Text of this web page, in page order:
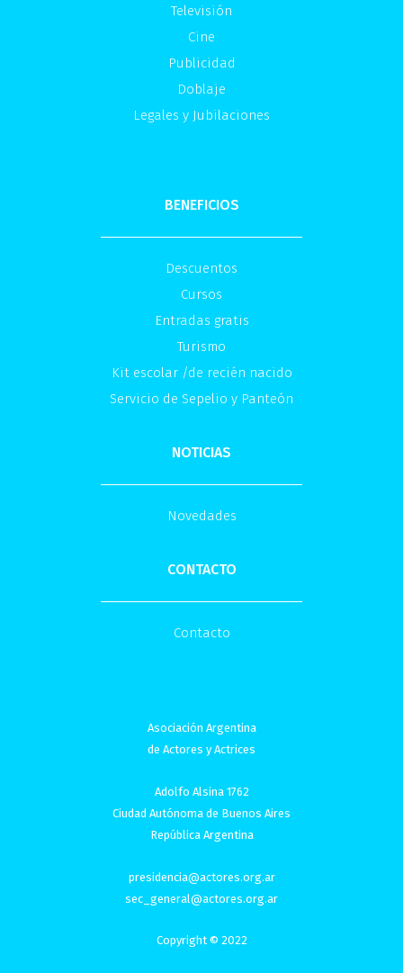
Televisión
Cine
Publicidad
Doblaje
Legales y Jubilaciones
BENEFICIOS
Descuentos
Cursos
Entradas gratis
Turismo
Kit escolar /de recién nacido
Servicio de Sepelio y Panteón
NOTICIAS
Novedades
CONTACTO
Contacto
Asociación Argentina
de Actores y Actrices
Adolfo Alsina 1762
Ciudad Autónoma de Buenos Aires
República Argentina
presidencia@actores.org.ar
sec_general@actores.org.ar
Copyright © 2022